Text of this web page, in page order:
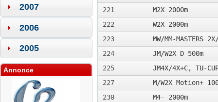
2007
2006
2005
Annonce
221
M2X 2000m
222
W2X 2000m
223
MW/MM-MASTERS
224
JM/W2X D 500m
225
JM4X/4X+C, TU-
227
M/W2X Motion+
230
M4- 2000m